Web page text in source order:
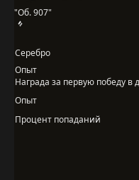
"Об. 907"
Серебро
Опыт
Награда за первую победу в
Опыт
Процент попаданий